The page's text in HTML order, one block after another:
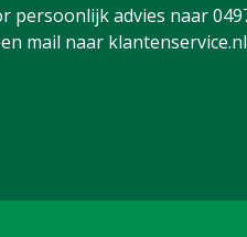
persoonlijk advies naar
mail naar